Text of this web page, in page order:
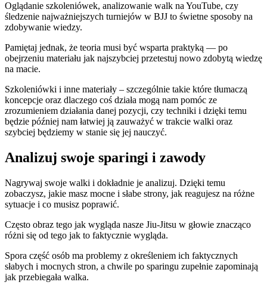
Oglądanie szkoleniówek, analizowanie walk na YouTube, czy
śledzenie najważniejszych turniejów w BJJ to świetne sposoby na
zdobywanie wiedzy.
Pamiętaj jednak, że teoria musi być wsparta praktyką — po
obejrzeniu materiału jak najszybciej przetestuj nowo zdobytą wiedzę
na macie.
Szkoleniówki i inne materiały – szczególnie takie które tłumaczą
koncepcje oraz dlaczego coś działa mogą nam pomóc ze
zrozumieniem działania danej pozycji, czy techniki i dzięki temu
będzie później nam łatwiej ją zauważyć w trakcie walki oraz
szybciej będziemy w stanie się jej nauczyć.
Analizuj swoje sparingi i zawody
Nagrywaj swoje walki i dokładnie je analizuj. Dzięki temu
zobaczysz, jakie masz mocne i słabe strony, jak reagujesz na różne
sytuacje i co musisz poprawić.
Często obraz tego jak wygląda nasze Jiu-Jitsu w głowie znacząco
różni się od tego jak to faktycznie wygląda.
Spora część osób ma problemy z określeniem ich faktycznych
słabych i mocnych stron, a chwile po sparingu zupełnie zapominają
jak przebiegała walka.